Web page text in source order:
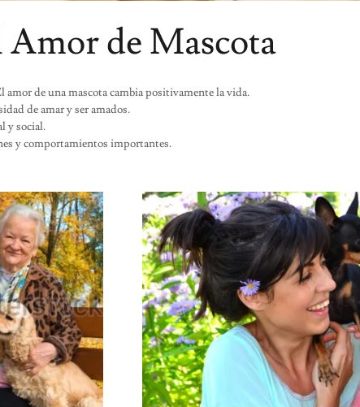
Amor de Mascota
amor de una mascota cambia positivamente la vida.
de amar y ser amados.
y social.
y comportamientos importantes.